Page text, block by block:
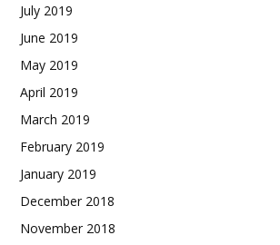
July 2019
June 2019
May 2019
April 2019
March 2019
February 2019
January 2019
December 2018
November 2018